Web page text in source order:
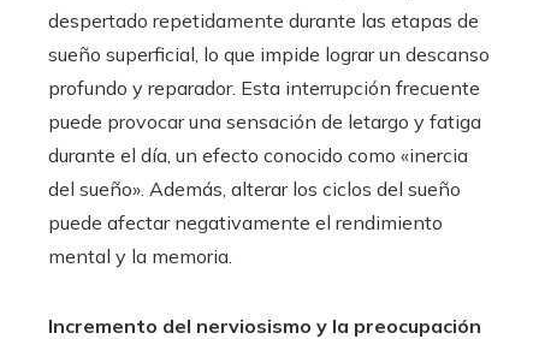
despertado repetidamente durante las etapas de
sueño superficial, lo que impide lograr un descanso
profundo y reparador. Esta interrupción frecuente
puede provocar una sensación de letargo y fatiga
durante el día, un efecto conocido como «inercia
del sueño». Además, alterar los ciclos del sueño
puede afectar negativamente el rendimiento
mental y la memoria.
Incremento del nerviosismo y la preocupación